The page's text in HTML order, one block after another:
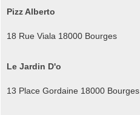
Pizz Alberto
18 Rue Viala 18000 Bourges
Le Jardin D'o
13 Place Gordaine 18000 Bourges